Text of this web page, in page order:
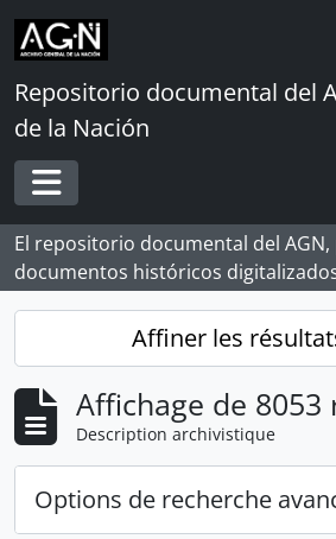
Skip to main content
Repositorio documental del
de la Nación
Toggle navigation
El repositorio documental del
documentos históricos
Affiner les
Affichage de 8053
Description archivistique
Options de recherche